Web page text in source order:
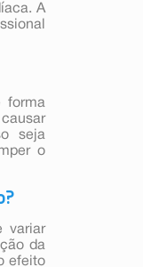
A
forma
seja
o
variar
da
efeito